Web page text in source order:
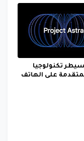
تكنولوجيا
على الهاتف